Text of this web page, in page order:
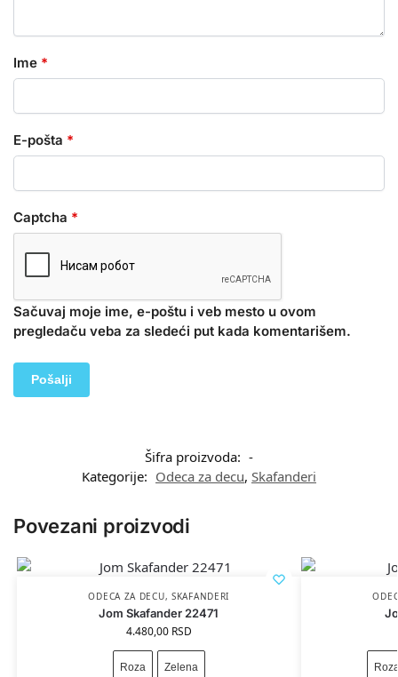
Ime *
E-pošta *
Captcha *
Sačuvaj moje ime, e-poštu i veb mesto u ovom
pregledaču veba za sledeći put kada komentarišem.
Šifra proizvoda: -
Kategorije: Odeca za decu, Skafanderi
Povezani proizvodi
ODECA ZA DECU, SKAFANDERI
Jom Skafander 22471
4.480,00 RSD
Roza Zelena